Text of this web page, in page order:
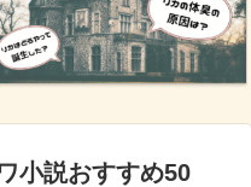
小説おすすめ50